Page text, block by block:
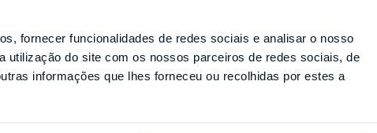
fornecer funcionalidades de redes sociais e analisar o nosso
utilização do site com os nossos parceiros de redes sociais, de
informações que lhes forneceu ou recolhidas por estes a